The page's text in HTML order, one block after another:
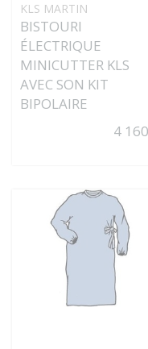
KLS MARTIN
BISTOURI
ÉLECTRIQUE
MINICUTTER KLS
AVEC SON KIT
BIPOLAIRE
4